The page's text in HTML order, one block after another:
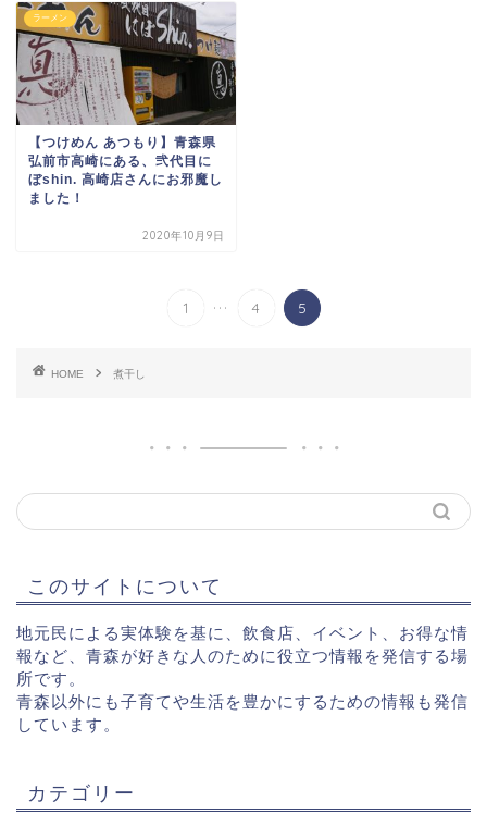
ラーメン
【つけめん あつもり】青森県
弘前市高崎にある、弐代目に
ぼshin. 高崎店さんにお邪魔し
ました！
2020年10月9日
1 ... 4 5
HOME 煮干し
このサイトについて
地元民による実体験を基に、飲食店、イベント、お得な情
報など、青森が好きな人のために役立つ情報を発信する場
所です。
青森以外にも子育てや生活を豊かにするための情報も発信
しています。
カテゴリー